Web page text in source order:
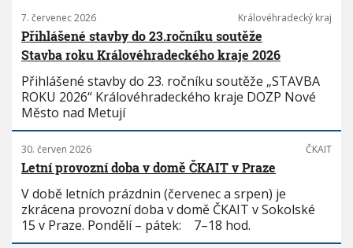
7. červenec 2026 Královéhradecký kraj
Přihlášené stavby do 23.ročníku soutěže
Stavba roku Královéhradeckého kraje 2026
Přihlášené stavby do 23. ročníku soutěže „STAVBA
ROKU 2026“ Královéhradeckého kraje DOZP Nové
Město nad Metují
30. červen 2026 ČKAIT
Letní provozní doba v domě ČKAIT v Praze
V době letních prázdnin (červenec a srpen) je
zkrácena provozní doba v domě ČKAIT v Sokolské
15 v Praze. Pondělí – pátek: 7–18 hod.